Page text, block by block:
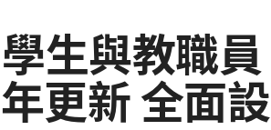
生與教職員
更新 全面設